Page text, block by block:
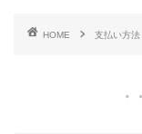
HOME 支払い方法